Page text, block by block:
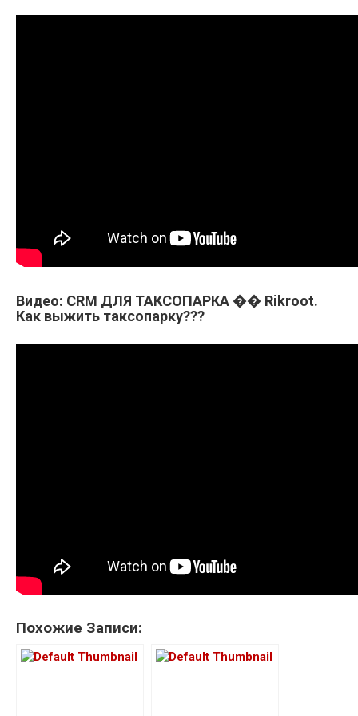
Видео: CRM ДЛЯ ТАКСОПАРКА �� Rikroot.
Как выжить таксопарку???
Похожие Записи: